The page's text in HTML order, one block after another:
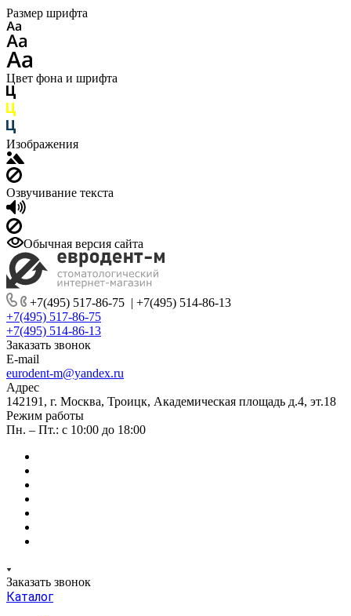
Размер шрифта
Цвет фона и шрифта
Изображения
Озвучивание текста
Обычная версия сайта
+7(495) 517-86-75 | +7(495) 514-86-13
+7(495) 517-86-75
+7(495) 514-86-13
Заказать звонок
E-mail
eurodent-m@yandex.ru
Адрес
142191, г. Москва, Троицк, Академическая площадь д.4, эт.18
Режим работы
Пн. – Пт.: с 10:00 до 18:00
Заказать звонок
Каталог